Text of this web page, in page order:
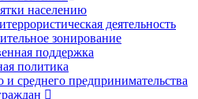
населению
деятельность
зонирование
поддержка
политика
и среднего предпринимательства